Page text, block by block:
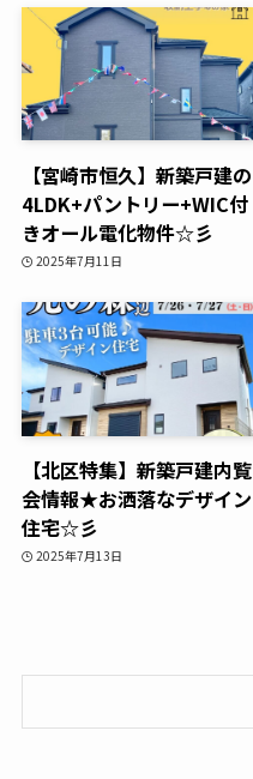
【宮崎市恒久】新築戸建の
4LDK+パントリー+WIC付
きオール電化物件☆彡
2025年7月11日
【北区特集】新築戸建内覧
会情報★お洒落なデザイン
住宅☆彡
2025年7月13日